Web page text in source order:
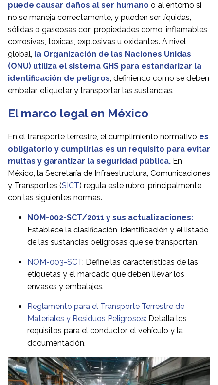
puede causar daños al ser humano o al entorno si
no se maneja correctamente, y pueden ser líquidas,
sólidas o gaseosas con propiedades como: inflamables,
corrosivas, tóxicas, explosivas u oxidantes. A nivel
global, la Organización de las Naciones Unidas
(ONU) utiliza el sistema GHS para estandarizar la
identificación de peligros, definiendo como se deben
embalar, etiquetar y transportar las sustancias.
El marco legal en México
En el transporte terrestre, el cumplimiento normativo es
obligatorio y cumplirlas es un requisito para evitar
multas y garantizar la seguridad pública. En
México, la Secretaría de Infraestructura, Comunicaciones
y Transportes (SICT) regula este rubro, principalmente
con las siguientes normas.
NOM-002-SCT/2011 y sus actualizaciones:
Establece la clasificación, identificación y el listado
de las sustancias peligrosas que se transportan.
NOM-003-SCT: Define las características de las
etiquetas y el marcado que deben llevar los
envases y embalajes.
Reglamento para el Transporte Terrestre de
Materiales y Residuos Peligrosos: Detalla los
requisitos para el conductor, el vehículo y la
documentación.